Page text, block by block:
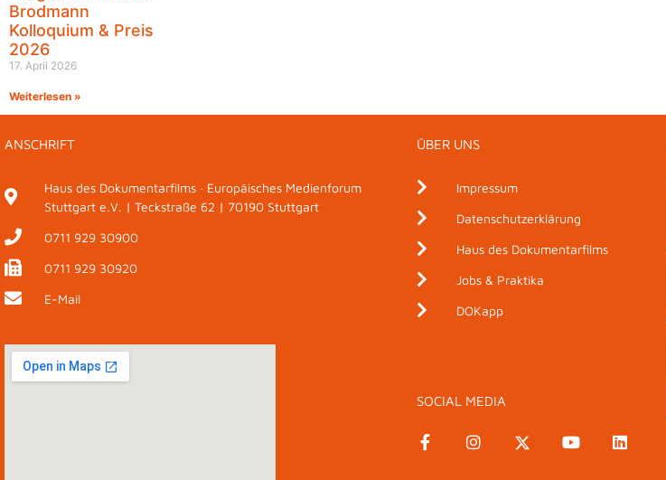
Brodmann
Kolloquium & Preis
2026
17. April 2026
Weiterlesen »
ANSCHRIFT
Haus des Dokumentarfilms · Europäisches Medienforum
Stuttgart e.V. | Teckstraße 62 | 70190 Stuttgart
0711 929 30900
0711 929 30920
E-Mail
ÜBER UNS
Impressum
Datenschutzerklärung
Haus des Dokumentarfilms
Jobs & Praktika
DOKapp
SOCIAL MEDIA